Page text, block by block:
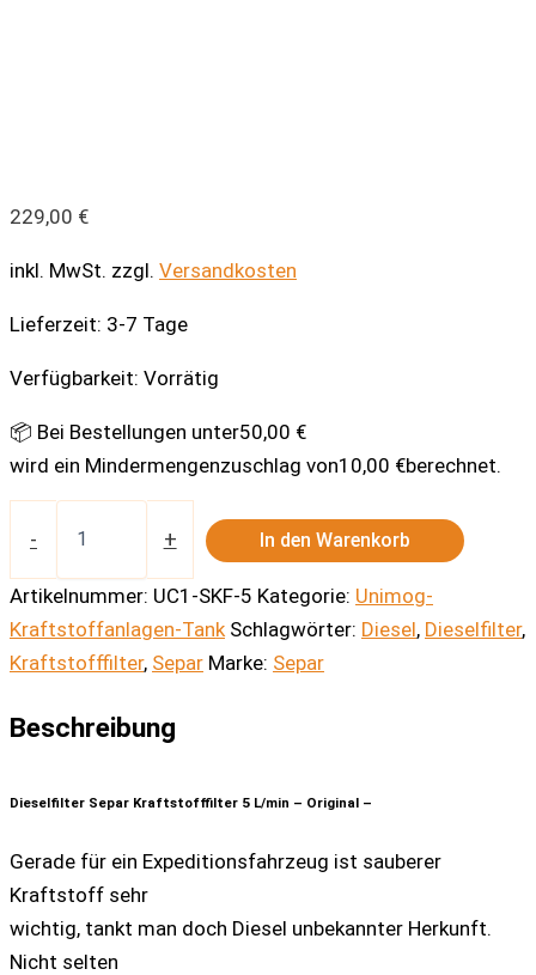
229,00 €
inkl. MwSt. zzgl. Versandkosten
Lieferzeit: 3-7 Tage
Verfügbarkeit: Vorrätig
📦 Bei Bestellungen unter50,00 €
wird ein Mindermengenzuschlag von10,00 €berechnet.
-
5
L/min
-
Original
-
+ In den Warenkorb
Artikelnummer: UC1-SKF-5 Kategorie: Unimog-
Kraftstoffanlagen-Tank Schlagwörter: Diesel, Dieselfilter,
Kraftstofffilter, Separ Marke: Separ
Beschreibung
Dieselfilter Separ Kraftstofffilter 5 L/min – Original –
Gerade für ein Expeditionsfahrzeug ist sauberer
Kraftstoff sehr
wichtig, tankt man doch Diesel unbekannter Herkunft.
Nicht selten